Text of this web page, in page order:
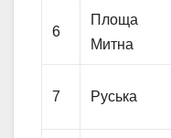
6
Площа
Митна
7 Руська